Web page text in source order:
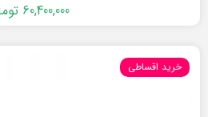
60,400,000
خرید اقساطی